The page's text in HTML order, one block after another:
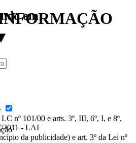
em:
nº 101/00 e arts. 3º, III, 6º, I, e 8º,
2011 - LAI
da publicidade) e art. 3º da Lei nº